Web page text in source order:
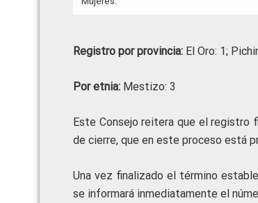
Registro por provincia: El Oro: 1;
Por etnia: Mestizo: 3
Este Consejo reitera que el registro
de cierre, que en este proceso está
Una vez finalizado el término
se informará inmediatamente el